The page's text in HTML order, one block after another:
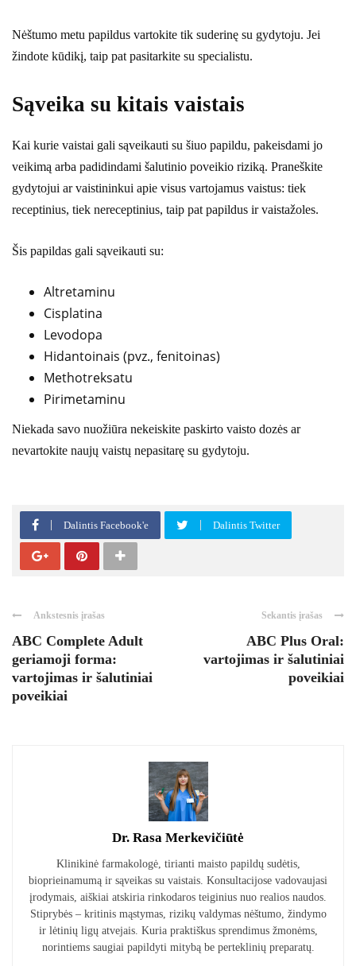
Nėštumo metu papildus vartokite tik suderinę su gydytoju. Jei
žindote kūdikį, taip pat pasitarkite su specialistu.
Sąveika su kitais vaistais
Kai kurie vaistai gali sąveikauti su šiuo papildu, pakeisdami jo
veikimą arba padidindami šalutinio poveikio riziką. Praneškite
gydytojui ar vaistininkui apie visus vartojamus vaistus: tiek
receptinius, tiek nereceptinius, taip pat papildus ir vaistažoles.
Šis papildas gali sąveikauti su:
Altretaminu
Cisplatina
Levodopa
Hidantoinais (pvz., fenitoinas)
Methotreksatu
Pirimetaminu
Niekada savo nuožiūra nekeiskite paskirto vaisto dozės ar
nevartokite naujų vaistų nepasitarę su gydytoju.
Dalintis Facebook'e Dalintis Twitter
Ankstesnis įrašas
ABC Complete Adult
geriamoji forma:
vartojimas ir šalutiniai
poveikiai
Sekantis įrašas
ABC Plus Oral:
vartojimas ir šalutiniai
poveikiai
Dr. Rasa Merkevičiūtė
Klinikinė farmakologė, tirianti maisto papildų sudėtis,
bioprieinamumą ir sąveikas su vaistais. Konsultacijose vadovaujasi
įrodymais, aiškiai atskiria rinkodaros teiginius nuo realios naudos.
Stiprybės – kritinis mąstymas, rizikų valdymas nėštumo, žindymo
ir lėtinių ligų atvejais. Kuria praktiškus sprendimus žmonėms,
norintiems saugiai papildyti mitybą be perteklinių preparatų.